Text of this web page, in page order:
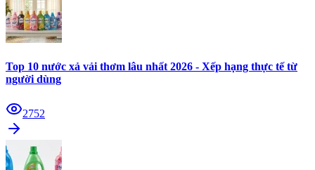
Top 10 nước xả vải thơm lâu nhất 2026 - Xếp hạng thực tế từ
người dùng
2752